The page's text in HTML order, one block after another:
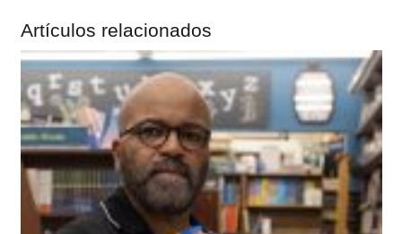
Artículos relacionados